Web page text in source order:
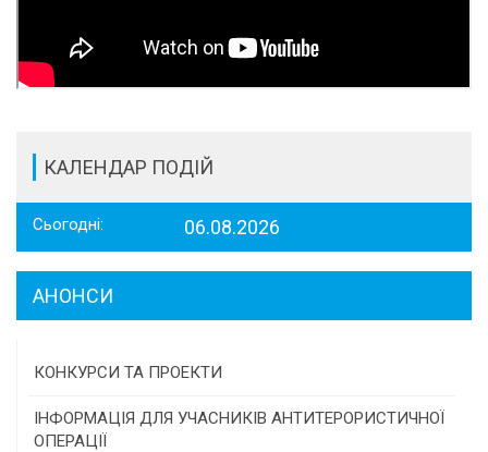
КАЛЕНДАР ПОДІЙ
Сьогодні: 06.08.2026
АНОНСИ
КОНКУРСИ ТА ПРОЕКТИ
Конкурс проектів та програм місцевого
самоврядування
ІНФОРМАЦІЯ ДЛЯ УЧАСНИКІВ АНТИТЕРОРИСТИЧНОЇ
ОПЕРАЦІЇ